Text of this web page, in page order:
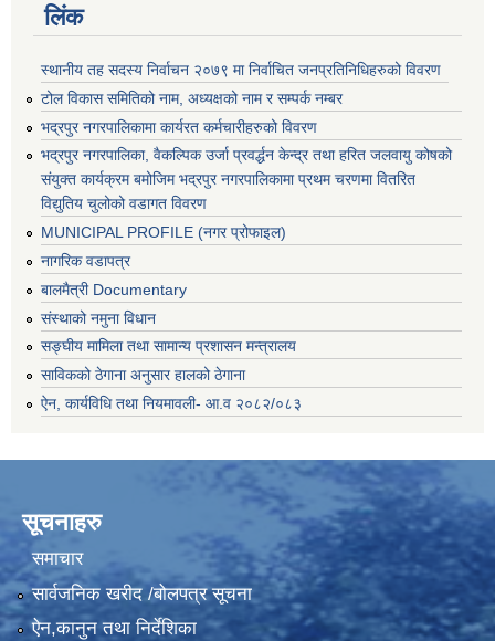
लिंक
स्थानीय तह सदस्य निर्वाचन २०७९ मा निर्वाचित जनप्रतिनिधिहरुको विवरण
टोल विकास समितिको नाम, अध्यक्षको नाम र सम्पर्क नम्बर
भद्रपुर नगरपालिकामा कार्यरत कर्मचारीहरुको विवरण
भद्रपुर नगरपालिका, वैकल्पिक उर्जा प्रवर्द्धन केन्द्र तथा हरित जलवायु कोषको
संयुक्त कार्यक्रम बमोजिम भद्रपुर नगरपालिकामा प्रथम चरणमा वितरित
विद्युतिय चुलोको वडागत विवरण
MUNICIPAL PROFILE (नगर प्रोफाइल)
नागरिक वडापत्र
बालमैत्री Documentary
संस्थाको नमुना विधान
सङ्घीय मामिला तथा सामान्य प्रशासन मन्त्रालय
साविकको ठेगाना अनुसार हालको ठेगाना
ऐन, कार्यविधि तथा नियमावली- आ.व २०८२/०८३
सूचनाहरु
समाचार
सार्वजनिक खरीद /बोलपत्र सूचना
ऐन,कानुन तथा निर्देशिका